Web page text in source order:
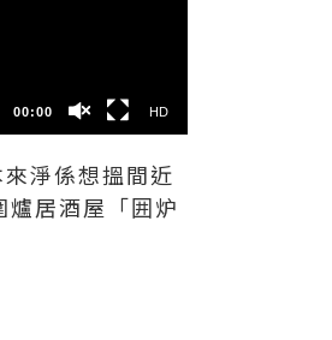
00:00 HD
淨係想搵間近
居酒屋「囲炉